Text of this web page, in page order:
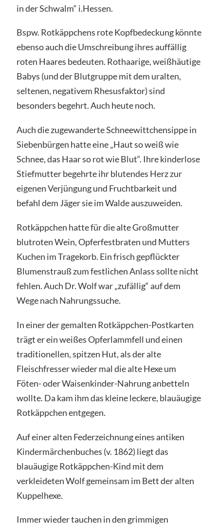
in der Schwalm“ i.Hessen.
Bspw. Rotkäppchens rote Kopfbedeckung könnte
ebenso auch die Umschreibung ihres auffällig
roten Haares bedeuten. Rothaarige, weißhäutige
Babys (und der Blutgruppe mit dem uralten,
seltenen, negativem Rhesusfaktor) sind
besonders begehrt. Auch heute noch.
Auch die zugewanderte Schneewittchensippe in
Siebenbürgen hatte eine „Haut so weiß wie
Schnee, das Haar so rot wie Blut“. Ihre kinderlose
Stiefmutter begehrte ihr blutendes Herz zur
eigenen Verjüngung und Fruchtbarkeit und
befahl dem Jäger sie im Walde auszuweiden.
Rotkäppchen hatte für die alte Großmutter
blutroten Wein, Opferfestbraten und Mutters
Kuchen im Tragekorb. Ein frisch gepflückter
Blumenstrauß zum festlichen Anlass sollte nicht
fehlen. Auch Dr. Wolf war „zufällig“ auf dem
Wege nach Nahrungssuche.
In einer der gemalten Rotkäppchen-Postkarten
trägt er ein weißes Opferlammfell und einen
traditionellen, spitzen Hut, als der alte
Fleischfresser wieder mal die alte Hexe um
Föten- oder Waisenkinder-Nahrung anbetteln
wollte. Da kam ihm das kleine leckere, blauäugige
Rotkäppchen entgegen.
Auf einer alten Federzeichnung eines antiken
Kindermärchenbuches (v. 1862) liegt das
blauäugige Rotkäppchen-Kind mit dem
verkleideten Wolf gemeinsam im Bett der alten
Kuppelhexe.
Immer wieder tauchen in den grimmigen